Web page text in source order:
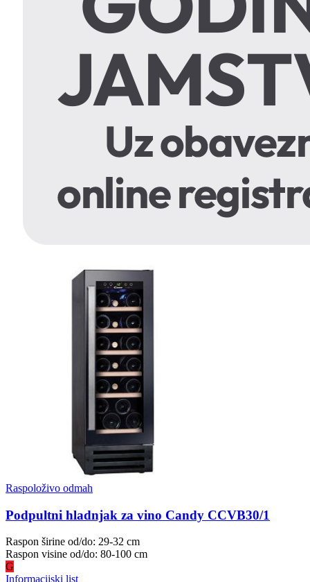
Raspoloživo odmah
Podpultni hladnjak za vino Candy CCVB30/1
Raspon širine od/do: 29-32 cm
Raspon visine od/do: 80-100 cm
G
Informacijski list